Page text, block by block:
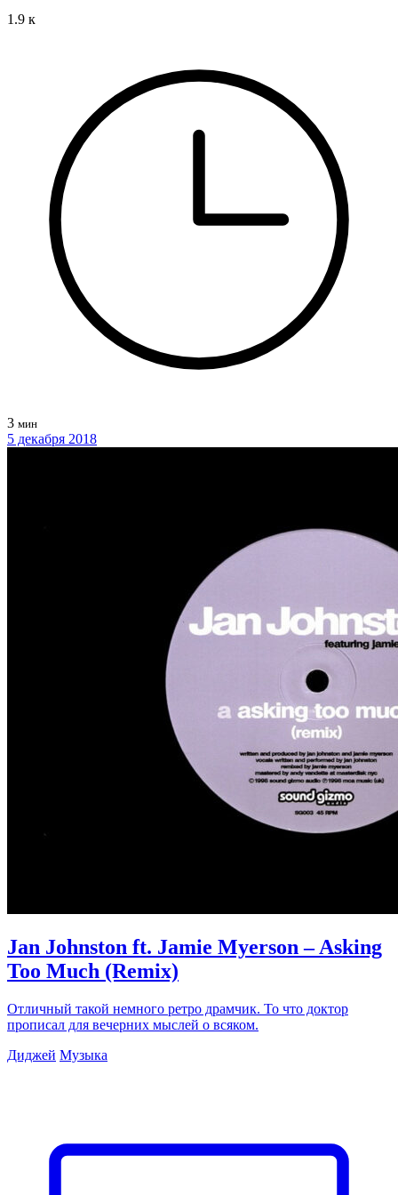
1.9 к
3 мин
5 декабря 2018
Jan Johnston ft. Jamie Myerson – Asking
Too Much (Remix)
Отличный такой немного ретро драмчик. То что доктор
прописал для вечерних мыслей о всяком.
Диджей Музыка